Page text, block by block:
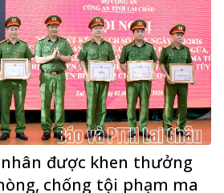
được khen thưởng
chống tội phạm ma